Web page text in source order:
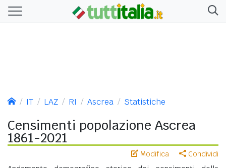
IT LAZ RI Ascrea Statistiche
Censimenti popolazione Ascrea
1861-2021
Modifica Condividi